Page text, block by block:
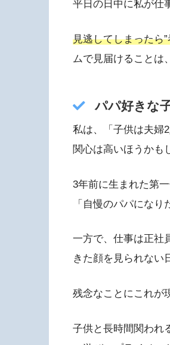
平日の日中に私が仕
見逃してしまったら
ムで見届けることは
パパ好きな
私は、「子供は夫婦
関心は高いほうかも
3年前に生まれた第
「自慢のパパになり
一方で、仕事は正社
きた顔を見られない
残念なことにこれが
子供と長時間関われ